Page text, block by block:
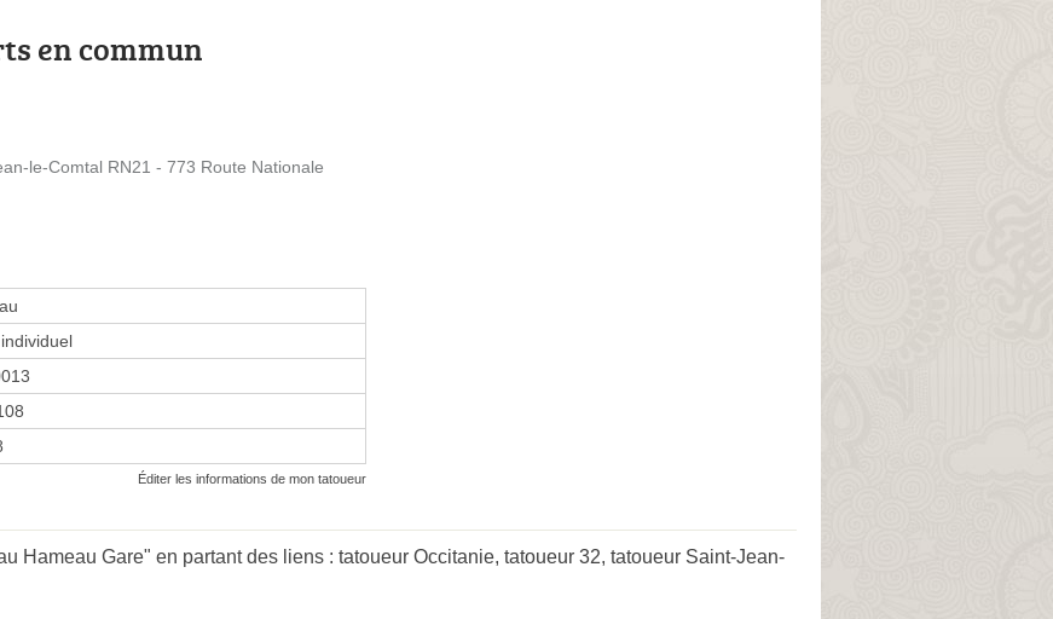
en commun
le-Comtal RN21 - 773 Route Nationale
Éditer les informations de mon tatoueur
Hameau Gare" en partant des liens : tatoueur Occitanie, tatoueur 32, tatoueur Saint-Jean-